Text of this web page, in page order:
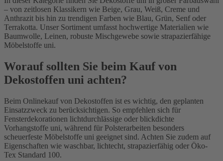
– von zeitlosen Klassikern wie Beige, Grau, Weiß, Creme und
Anthrazit bis hin zu trendigen Farben wie Blau, Grün, Senf oder
Terrakotta. Unser Sortiment umfasst hochwertige Materialien wie
Baumwolle, Leinen, robuste Mischgewebe sowie strapazierfähige
Möbelstoffe uni.
Worauf sollten Sie beim Kauf von
Dekostoffen uni achten?
Beim Onlinekauf von Dekostoffen ist es wichtig, den geplanten
Einsatzzweck zu berücksichtigen. So empfehlen sich für
Fensterdekorationen lichtdurchlässige oder blickdichte
Vorhangstoffe uni, während für Polsterarbeiten besonders
scheuerfeste Möbelstoffe uni geeignet sind. Achten Sie zudem auf
Eigenschaften wie waschbar, lichtecht, strapazierfähig oder Öko-
Tex Standard 100.